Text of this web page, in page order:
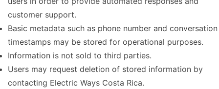
customer support.
Basic metadata such as phone number and conversation
timestamps may be stored for operational purposes.
Information is not sold to third parties.
Users may request deletion of stored information by
contacting Electric Ways Costa Rica.